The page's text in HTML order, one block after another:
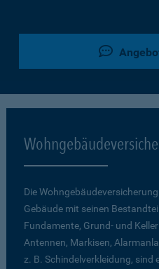
Die
Gebäude mit seinen
Fundamente, Grund- und
Antennen, Markisen,
z. B. Schindelverkleidung, sind